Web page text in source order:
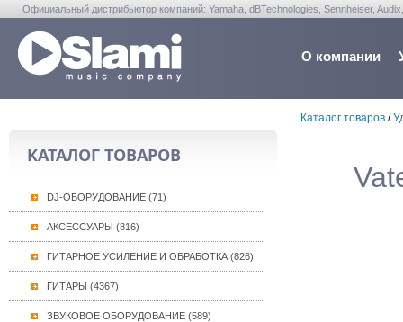
Официальный дистрибьютор компаний: Yamaha, dBTechnologies, Sennheiser,
О компании
КАТАЛОГ ТОВАРОВ
DJ-ОБОРУДОВАНИЕ (71)
АКСЕССУАРЫ (816)
ГИТАРНОЕ УСИЛЕНИЕ И ОБРАБОТКА (826)
ГИТАРЫ (4367)
ЗВУКОВОЕ ОБОРУДОВАНИЕ (589)
Каталог товаров/